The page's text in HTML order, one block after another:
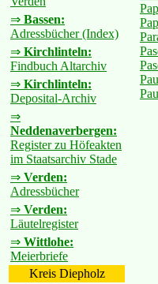
⇒ Bassen:
Adressbücher (Index)
⇒ Kirchlinteln:
Findbuch Altarchiv
⇒ Kirchlinteln:
Deposital-Archiv
⇒
Neddenaverbergen:
Register zu Höfeakten
im Staatsarchiv Stade
⇒ Verden:
Adressbücher
⇒ Verden:
Läutelregister
⇒ Wittlohe:
Meierbriefe
Kreis Diepholz